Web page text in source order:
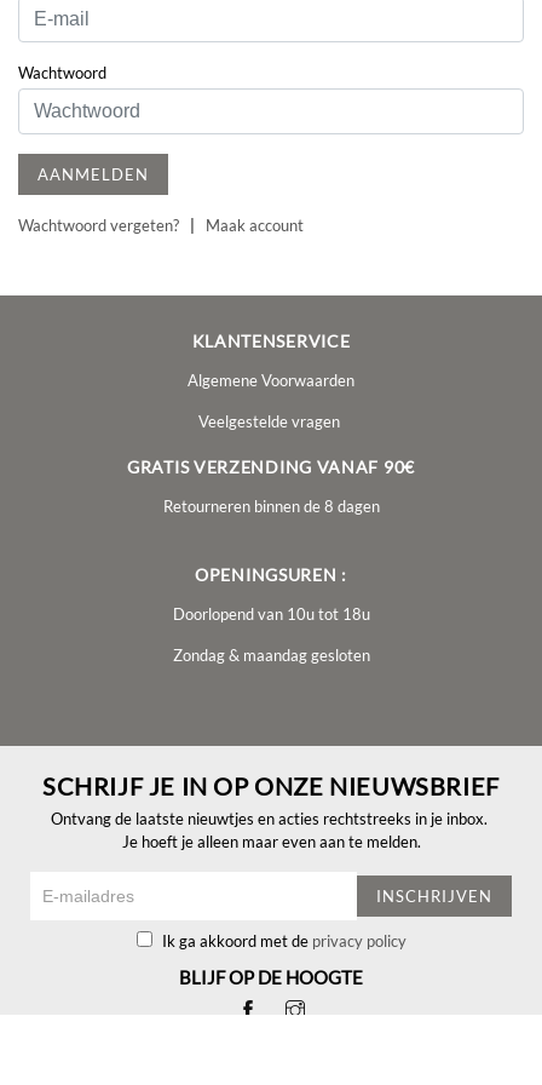
Wachtwoord
AANMELDEN
Wachtwoord vergeten? Maak account
KLANTENSERVICE
Algemene Voorwaarden
Veelgestelde vragen
GRATIS VERZENDING VANAF 90€
Retourneren binnen de 8 dagen
OPENINGSUREN :
Doorlopend van 10u tot 18u
Zondag & maandag gesloten
SCHRIJF JE IN OP ONZE NIEUWSBRIEF
Ontvang de laatste nieuwtjes en acties rechtstreeks in je inbox.
Je hoeft je alleen maar even aan te melden.
INSCHRIJVEN
Ik ga akkoord met de privacy policy
BLIJF OP DE HOOGTE